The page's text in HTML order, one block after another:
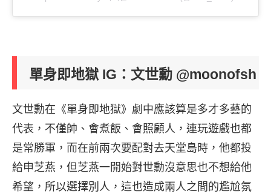
單身即地獄 IG：文世勳 @moonofsh
文世勳在《單身即地獄》劇中應該算是多才多藝的
代表，不僅帥、會煮飯、會照顧人，連玩遊戲也都
是常勝軍，而在前兩次要配對去天堂島時，他都投
給申芝燕，但芝燕一開始對世勳沒意思也不想給他
希望，所以選擇別人，這也造成兩人之間的尷尬氛